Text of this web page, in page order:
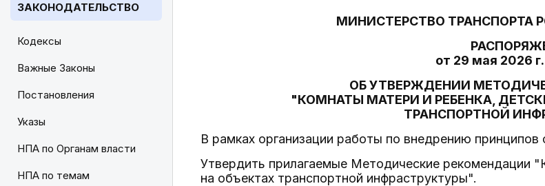
ЗАКОНОДАТЕЛЬСТВО
Кодексы
Важные Законы
Постановления
Указы
НПА по Органам власти
НПА по темам
МИНИСТЕРСТВО ТРАНСПОРТА
от 29 мая 2026
ОБ УТВЕРЖДЕНИИ
"КОМНАТЫ МАТЕРИ И РЕБЕНКА,
ТРАНСПОРТНОЙ
В рамках организации работы по внедрению
Утвердить прилагаемые Методические рекомендации
на объектах транспортной инфраструктуры".